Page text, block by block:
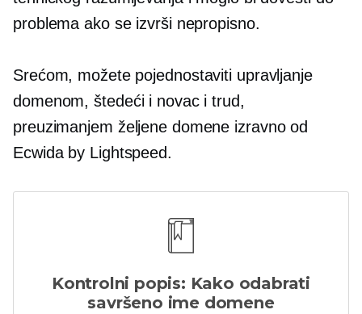
problema ako se izvrši nepropisno.
Srećom, možete pojednostaviti upravljanje
domenom, štedeći i novac i trud,
preuzimanjem željene domene izravno od
Ecwida by Lightspeed.
Kontrolni popis: Kako odabrati
savršeno ime domene